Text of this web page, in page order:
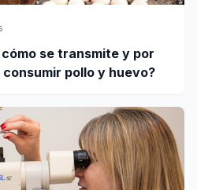
se transmite y por
pollo y huevo?